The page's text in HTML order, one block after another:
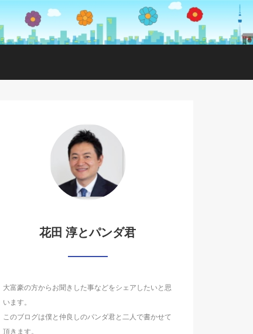
花田 淳とパンダ君
大富豪の方からお聞きした事などをシェアしたいと思
います。
このブログは僕と仲良しのパンダ君と二人で書かせて
頂きます。